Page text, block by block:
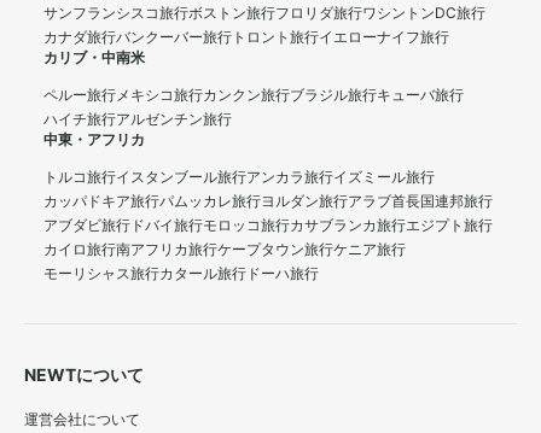
サンフランシスコ旅行ボストン旅行フロリダ旅行ワシントンDC旅行
カナダ旅行バンクーバー旅行 トロント旅行イエローナイフ旅行
カリブ・中南米
ペルー旅行メキシコ旅行カンクン旅行ブラジル旅行キューバ旅行
ハイチ旅行アルゼンチン旅行
中東・アフリカ
トルコ旅行イスタンブール旅行アンカラ旅行イズミール旅行
カッパドキア旅行パムッカレ旅行ヨルダン旅行アラブ首長国連邦旅行
アブダビ旅行 ドバイ旅行モロッコ旅行カサブランカ旅行エジプト旅行
カイロ旅行南アフリカ旅行ケープタウン旅行ケニア旅行
モーリシャス旅行カタール旅行 ドーハ旅行
NEWTについて
運営会社について